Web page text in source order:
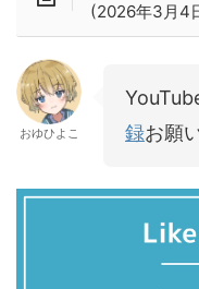
(2026年3月4
おゆひよこ
録お願